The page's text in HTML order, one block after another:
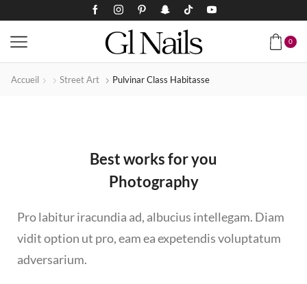
0
Accueil Street Art Pulvinar Class Habitasse
Best works for you
Photography
Pro labitur iracundia ad, albucius intellegam. Diam
vidit option ut pro, eam ea expetendis voluptatum
adversarium.